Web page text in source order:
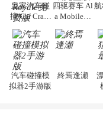
皇家汽车碰
撞 Car Crash
版
四驱赛车 Al
a Mobile游
汽车碰撞模
拟器2手游版
終焉逢瀬